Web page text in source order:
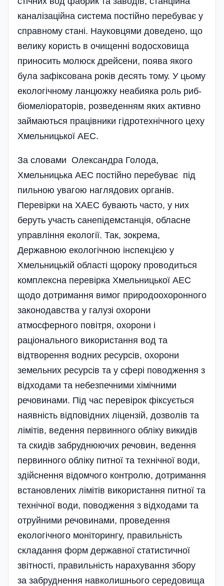
каналі­заційна система постійно перебуває у
справному стані. Науковцями доведено, що
велику користь в очищенні водосховища
приносить молюск дрейсени, поява якого
була зафіксована років десять тому. У цьому
екологічному ланцюжку неабияка роль риб-
біомеліораторів, розведенням яких активно
займаються працівники гідротехнічного цеху
Хмельницької АЕС.
За словами Олександра Голода,
Хмельницька АЕС постійно перебуває під
пильною увагою наглядових органів.
Перевірки на ХАЕС бувають часто, у них
беруть участь санепідемстанція, обласне
управління екології. Так, зокрема,
Державною екологічною інспекцією у
Хмельницькій області щороку проводиться
комплексна перевірка Хмельницької АЕС
щодо дотримання вимог природоохоронного
законодавства у галузі охорони
атмосферного повітря, охорони і
раціонального використання вод та
відтворення водних ресурсів, охорони
земельних ресурсів та у сфері поводже­ння з
відходами та небезпечними хімічними
речовинами. Під час перевірок фіксується
наявність відповідних ліцензій, до­зволів та
лі­мітів, ведення первинного обліку викидів
та скидів забруднюючих речовин, ведення
пер­винного обліку питної та технічної води,
здій­снення відо­мчого контролю, дотримання
встановлених лімітів використання питної та
технічної води, поводження з відходами та
отруйними речовинами, проведення
екологічного моніторингу, правильність
складання форм державної статистичної
звітності, правильність нарахування збору
за забруднення навколишнього середовища